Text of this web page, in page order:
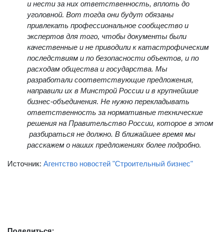
министерствами и ведомствами Минстрой России
и нести за них ответственность, вплоть до
уголовной. Вот тогда они будут обязаны
привлекать профессиональное сообщество и
экспертов для того, чтобы документы были
качественные и не приводили к катастрофическим
последствиям и по безопасности объектов, и по
расходам общества и государства. Мы
разработали соответствующие предложения,
направили их в Минстрой России и в крупнейшие
бизнес-объединения. Не нужно перекладывать
ответственность за нормативные технические
решения на Правительство России, которое в этом
разбираться не должно. В ближайшее время мы